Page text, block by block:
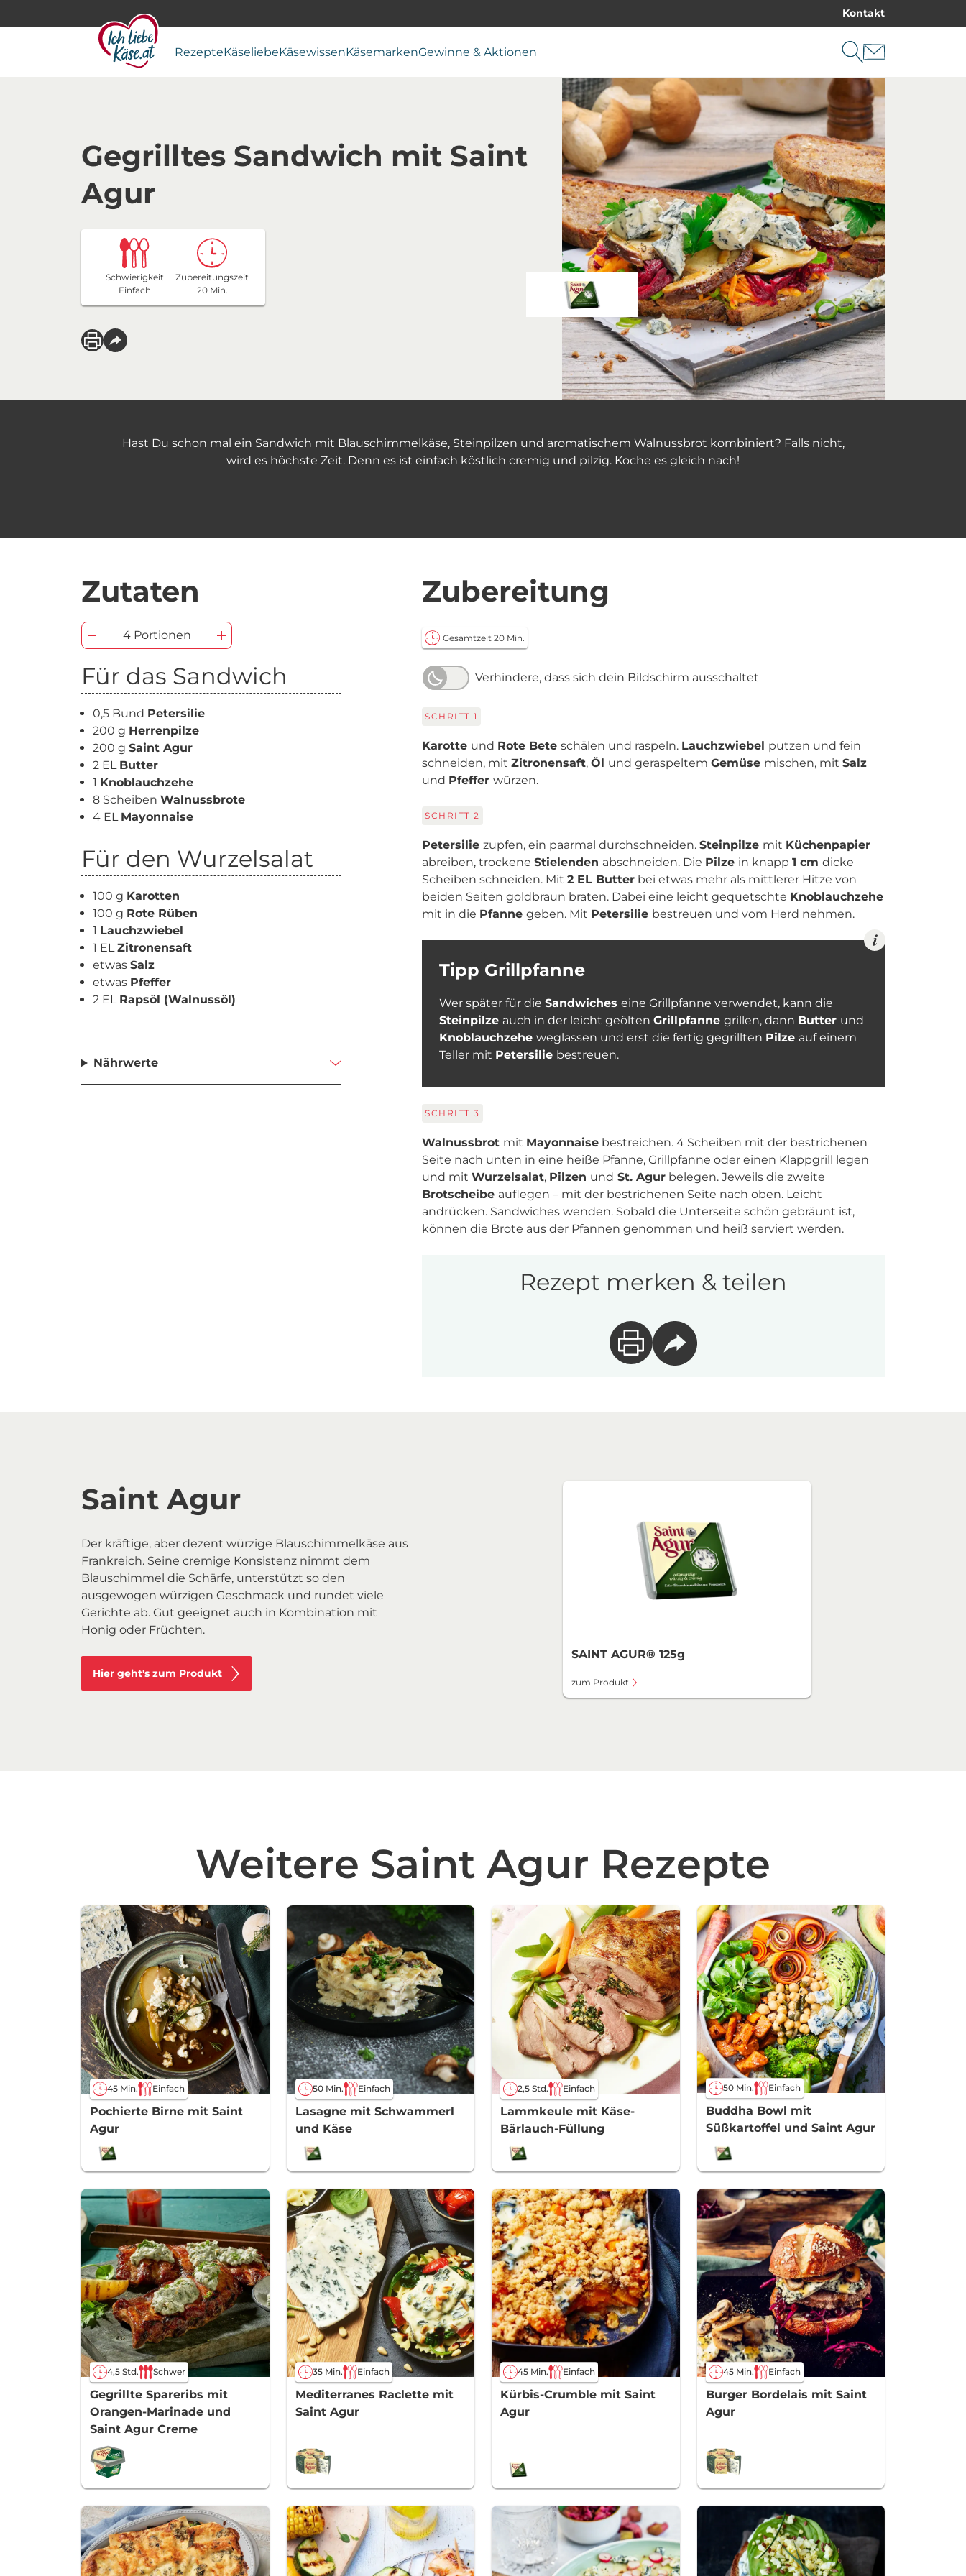
Kontakt
RezepteKäseliebeKäsewissenKäsemarkenGewinne & Aktionen
Gegrilltes Sandwich mit Saint
Agur
Schwierigkeit
Einfach
Zubereitungszeit
20 Min.
Hast Du schon mal ein Sandwich mit Blauschimmelkäse, Steinpilzen und aromatischem Walnussbrot kombiniert? Falls nicht,
wird es höchste Zeit. Denn es ist einfach köstlich cremig und pilzig. Koche es gleich nach!
Zutaten
4 Portionen
Für das Sandwich
0,5 Bund Petersilie
200 g Herrenpilze
200 g Saint Agur
2 EL Butter
1 Knoblauchzehe
8 Scheiben Walnussbrote
4 EL Mayonnaise
Für den Wurzelsalat
100 g Karotten
100 g Rote Rüben
1 Lauchzwiebel
1 ELZitronensaft
etwas Salz
etwas Pfeffer
2 EL Rapsöl (Walnussöl)
Nährwerte
Zubereitung
Gesamtzeit 20 Min.
Verhindere, dass sich dein Bildschirm ausschaltet
SCHRITT 1
Karotte und Rote Bete schälen und raspeln. Lauchzwiebel putzen und fein
schneiden, mit Zitronensaft, Öl und geraspeltem Gemüse mischen, mit Salz
und Pfeffer würzen.
SCHRITT 2
Petersilie zupfen, ein paarmal durchschneiden. Steinpilze mit Küchenpapier
abreiben, trockene Stielenden abschneiden. Die Pilze in knapp 1 cm dicke
Scheiben schneiden. Mit 2 EL Butter bei etwas mehr als mittlerer Hitze von
beiden Seiten goldbraun braten. Dabei eine leicht gequetschte Knoblauchzehe
mit in die Pfanne geben. Mit Petersilie bestreuen und vom Herd nehmen.
Tipp Grillpfanne
Wer später für die Sandwiches eine Grillpfanne verwendet, kann die
Steinpilze auch in der leicht geölten Grillpfanne grillen, dann Butter und
Knoblauchzehe weglassen und erst die fertig gegrillten Pilze auf einem
Teller mit Petersilie bestreuen.
SCHRITT 3
Walnussbrot mit Mayonnaise bestreichen. 4 Scheiben mit der bestrichenen
Seite nach unten in eine heiße Pfanne, Grillpfanne oder einen Klappgrill legen
und mit Wurzelsalat, Pilzen und St. Agur belegen. Jeweils die zweite
Brotscheibe auflegen – mit der bestrichenen Seite nach oben. Leicht
andrücken. Sandwiches wenden. Sobald die Unterseite schön gebräunt ist,
können die Brote aus der Pfannen genommen und heiß serviert werden.
Rezept merken & teilen
Saint Agur
Der kräftige, aber dezent würzige Blauschimmelkäse aus
Frankreich. Seine cremige Konsistenz nimmt dem
Blauschimmel die Schärfe, unterstützt so den
ausgewogen würzigen Geschmack und rundet viele
Gerichte ab. Gut geeignet auch in Kombination mit
Honig oder Früchten.
Hier geht's zum Produkt
SAINT AGUR® 125g
zum Produkt
Weitere Saint Agur Rezepte
45 Min. Einfach
Pochierte Birne mit Saint
Agur
50 Min. Einfach
Lasagne mit Schwammerl
und Käse
2,5 Std. Einfach
Lammkeule mit Käse-
Bärlauch-Füllung
50 Min. Einfach
Buddha Bowl mit
Süßkartoffel und Saint Agur
4,5 Std. Schwer
Gegrillte Spareribs mit
Orangen-Marinade und
Saint Agur Creme
35 Min. Einfach
Mediterranes Raclette mit
Saint Agur
45 Min. Einfach
Kürbis-Crumble mit Saint
Agur
45 Min. Einfach
Burger Bordelais mit Saint
Agur